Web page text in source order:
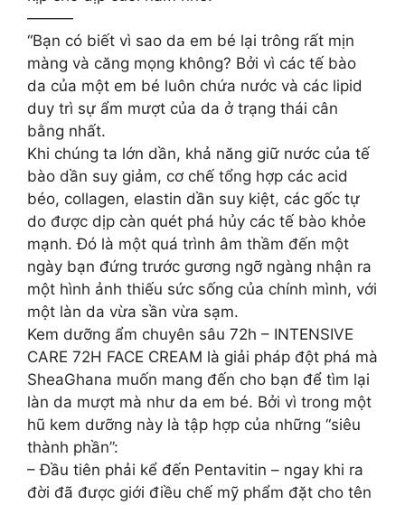
———
“Bạn có biết vì sao da em bé lại trông rất mịn
màng và căng mọng không? Bởi vì các tế bào
da của một em bé luôn chứa nước và các lipid
duy trì sự ẩm mượt của da ở trạng thái cân
bằng nhất.
Khi chúng ta lớn dần, khả năng giữ nước của tế
bào dần suy giảm, cơ chế tổng hợp các acid
béo, collagen, elastin dần suy kiệt, các gốc tự
do được dịp càn quét phá hủy các tế bào khỏe
mạnh. Đó là một quá trình âm thầm đến một
ngày bạn đứng trước gương ngỡ ngàng nhận ra
một hình ảnh thiếu sức sống của chính mình, với
một làn da vừa sần vừa sạm.
Kem dưỡng ẩm chuyên sâu 72h – INTENSIVE
CARE 72H FACE CREAM là giải pháp đột phá mà
SheaGhana muốn mang đến cho bạn để tìm lại
làn da mượt mà như da em bé. Bởi vì trong một
hũ kem dưỡng này là tập hợp của những “siêu
thành phần”:
– Đầu tiên phải kể đến Pentavitin – ngay khi ra
đời đã được giới điều chế mỹ phẩm đặt cho tên